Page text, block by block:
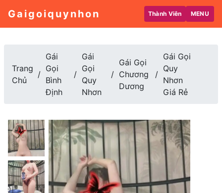
Gaigoiquynhon Thành Viên MENU
Trang
Chủ
Gái
Gọi
Bình
Định
Gái
Gọi
Quy
Nhơn
Gái Gọi
Chương
Dương
Gái Gọi
Quy
Nhơn
Giá Rẻ